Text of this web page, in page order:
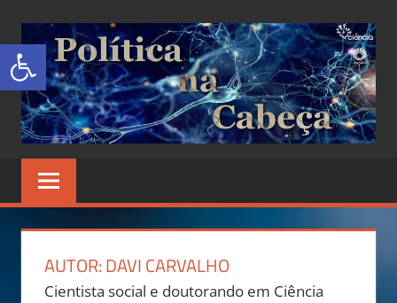
Abrir a barra de ferramentas
NA
CABEÇA
Site
AUTOR:DAVI CARVALHO
Cientista social e doutorando em Ciência